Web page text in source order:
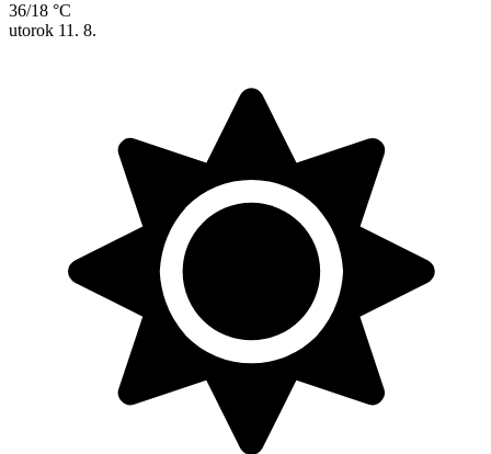
36/18 °C
utorok 11. 8.